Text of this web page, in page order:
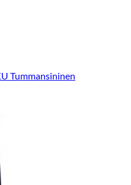
Tummansininen